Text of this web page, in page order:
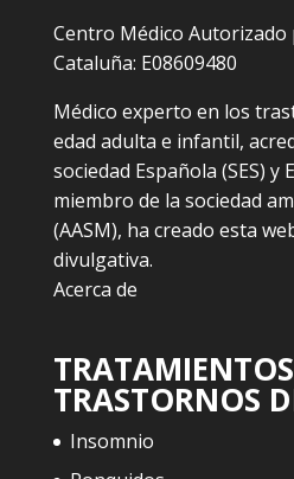
Centro Médico Autorizado
Cataluña: E08609480
Médico experto en los
edad adulta e infantil,
sociedad Española (SES) y
miembro de la sociedad
(AASM), ha creado esta
divulgativa.
Acerca de
TRATAMIENTOS
TRASTORNOS
Insomnio